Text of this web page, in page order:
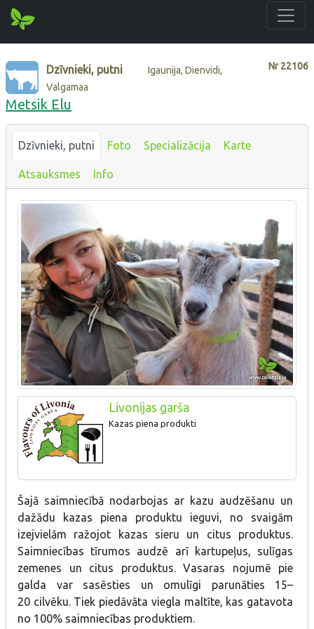
Nr22106
Dzīvnieki, putni
Igaunija, Dienvidi,
Valgamaa
Metsik Elu
Dzīvnieki, putni Foto Specializācija Karte
Atsauksmes Info
Livonijas garša
Kazas piena produkti
Šajā saimniecībā nodarbojas ar kazu audzēšanu un
dažādu kazas piena produktu ieguvi, no svaigām
izejvielām ražojot kazas sieru un citus produktus.
Saimniecības tīrumos audzē arī kartupeļus, sulīgas
zemenes un citus produktus. Vasaras nojumē pie
galda var sasēsties un omulīgi parunāties 15–
20 cilvēku. Tiek piedāvāta viegla maltīte, kas gatavota
no 100% saimniecības produktiem.